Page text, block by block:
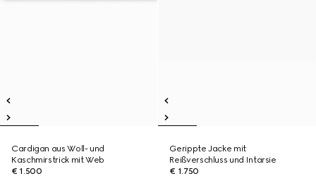
Cardigan aus Woll- und
Kaschmirstrick mit Web
€ 1.500
Gerippte Jacke mit
Reißverschluss und Intarsie
€ 1.750